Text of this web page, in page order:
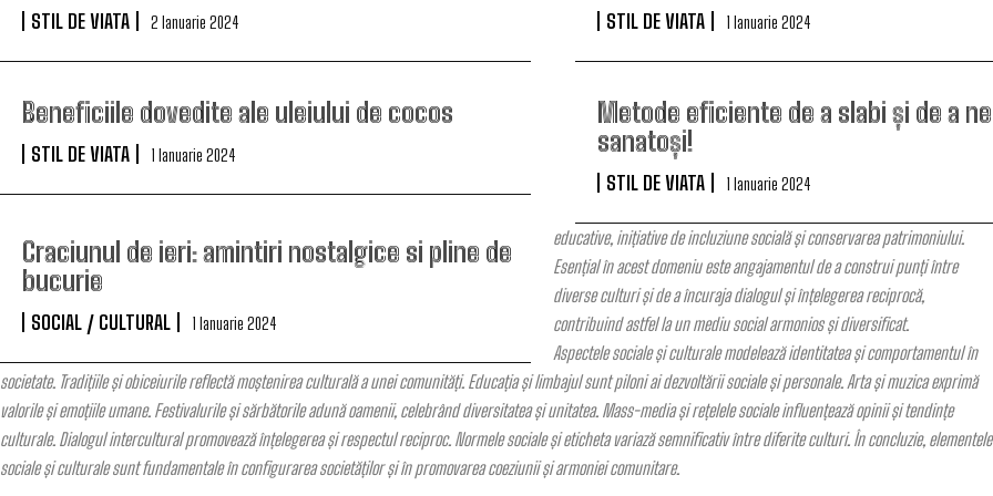
STIL DE VIATA 2 Ianuarie 2024 STIL DE VIATA 1 Ianuarie 2024
Beneficiile dovedite ale uleiului de cocos
STIL DE VIATA 1 Ianuarie 2024
Metode eficiente de a slabi și de a
sanatoși!
STIL DE VIATA 1 Ianuarie 2024
Craciunul de ieri: amintiri nostalgice si pline de
bucurie
SOCIAL / CULTURAL 1 Ianuarie 2024
educative, inițiative de incluziune socială și conservarea patrimoniului.
Esențial în acest domeniu este angajamentul de a construi punți între
diverse culturi și de a încuraja dialogul și înțelegerea reciprocă,
contribuind astfel la un mediu social armonios și diversificat.
Aspectele sociale și culturale modelează identitatea și comportamentul în
societate. Tradițiile și obiceiurile reflectă moștenirea culturală a unei comunități. Educația și limbajul sunt piloni ai dezvoltării sociale și personale. Arta și muzica exprimă
valorile și emoțiile umane. Festivalurile și sărbătorile adună oamenii, celebrând diversitatea și unitatea. Mass-media și rețelele sociale influențează opinii și tendințe
culturale. Dialogul intercultural promovează înțelegerea și respectul reciproc. Normele sociale și eticheta variază semnificativ între diferite culturi. În concluzie, elementele
sociale și culturale sunt fundamentale în configurarea societăților și în promovarea coeziunii și armoniei comunitare.